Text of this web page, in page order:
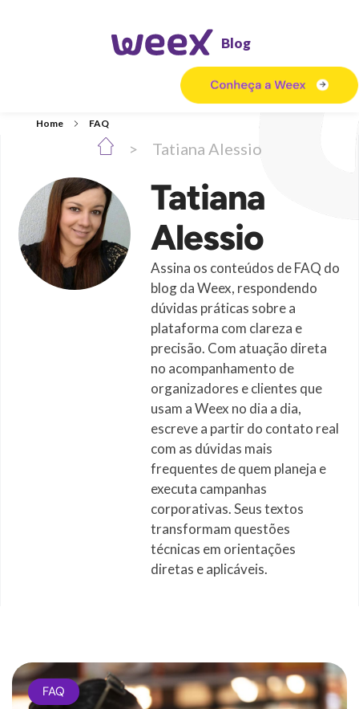
Blog
Home FAQ
Posts in category:
FAQ
> Tatiana Alessio
Tatiana
Alessio
Assina os conteúdos de FAQ do
blog da Weex, respondendo
dúvidas práticas sobre a
plataforma com clareza e
precisão. Com atuação direta
no acompanhamento de
organizadores e clientes que
usam a Weex no dia a dia,
escreve a partir do contato real
com as dúvidas mais
frequentes de quem planeja e
executa campanhas
corporativas. Seus textos
transformam questões
técnicas em orientações
diretas e aplicáveis.
FAQ